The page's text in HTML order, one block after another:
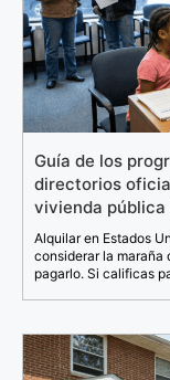
Guía de los
directorios
vivienda pública
Alquilar en Estados
considerar la maraña
pagarlo. Si calificas